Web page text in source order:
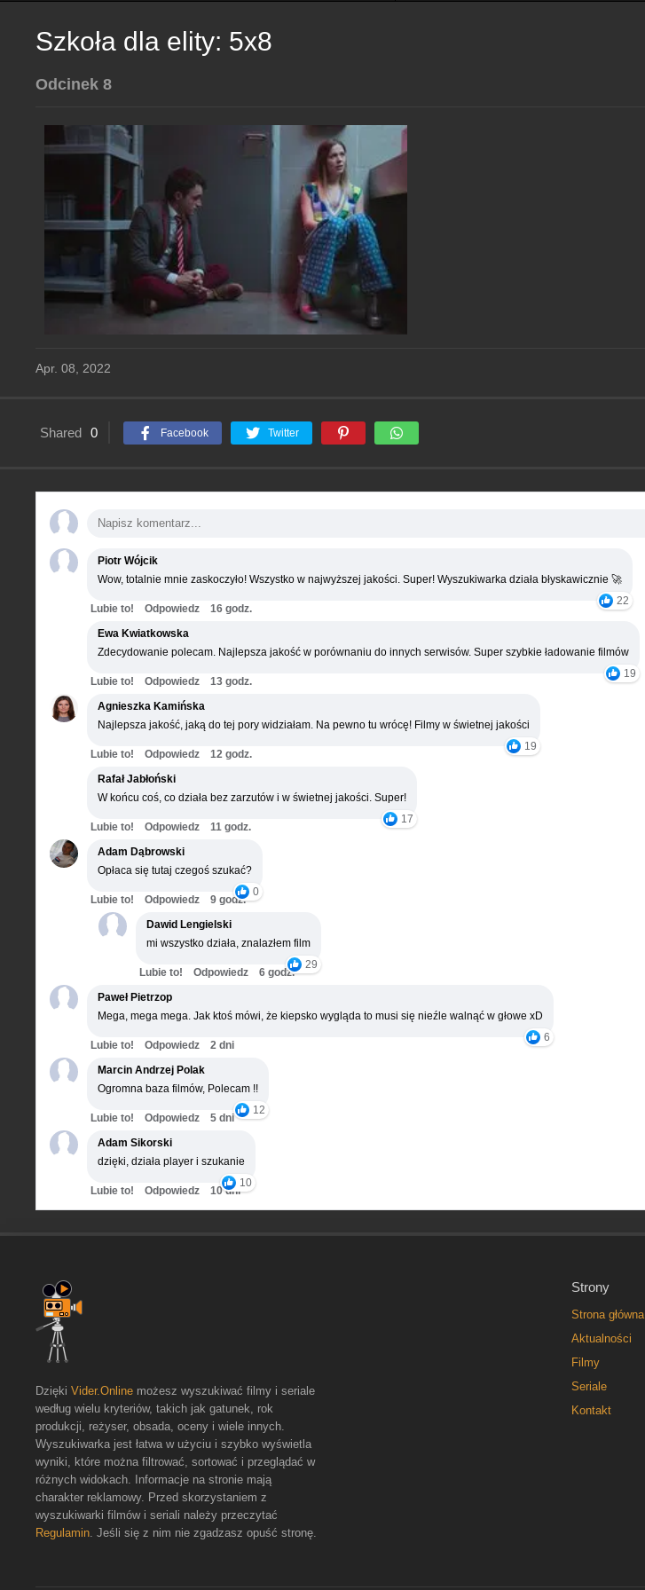
Szkoła dla elity: 5x8
Odcinek 8
Apr. 08, 2022
Shared 0 Facebook Twitter
Piotr Wójcik
Wow, totalnie mnie zaskoczyło! Wszystko w najwyższej jakości. Super! Wyszukiwarka działa błyskawicznie 🚀
22
Lubie to! Odpowiedz
16 godz.
Ewa Kwiatkowska
Zdecydowanie polecam. Najlepsza jakość w porównaniu do innych serwisów. Super szybkie ładowanie filmów
19
Lubie to! Odpowiedz
13 godz.
Agnieszka Kamińska
Najlepsza jakość, jaką do tej pory widziałam. Na pewno tu wrócę! Filmy w świetnej jakości
19
Lubie to! Odpowiedz
12 godz.
Rafał Jabłoński
W końcu coś, co działa bez zarzutów i w świetnej jakości. Super!
17
Lubie to! Odpowiedz
11 godz.
Adam Dąbrowski
Opłaca się tutaj czegoś szukać?
0
Lubie to! Odpowiedz
9 godz.
Dawid Lengielski
mi wszystko działa, znalazłem film
29
Lubie to! Odpowiedz
6 godz.
Paweł Pietrzop
Mega, mega mega. Jak ktoś mówi, że kiepsko wygląda to musi się nieźle walnąć w głowe xD
6
Lubie to! Odpowiedz
2 dni
Marcin Andrzej Polak
Ogromna baza filmów, Polecam !!
12
Lubie to! Odpowiedz
5 dni
Adam Sikorski
dzięki, działa player i szukanie
10
Lubie to! Odpowiedz 10 dni
Strony
Strona główna
Aktualności
Filmy
Seriale
Kontakt
Dzięki Vider.Online możesz wyszukiwać filmy i seriale
według wielu kryteriów, takich jak gatunek, rok
produkcji, reżyser, obsada, oceny i wiele innych.
Wyszukiwarka jest łatwa w użyciu i szybko wyświetla
wyniki, które można filtrować, sortować i przeglądać w
różnych widokach. Informacje na stronie mają
charakter reklamowy. Przed skorzystaniem z
wyszukiwarki filmów i seriali należy przeczytać
Regulamin . Jeśli się z nim nie zgadzasz opuść stronę.